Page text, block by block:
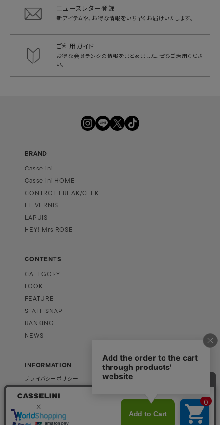
ニュースレター登録
新アイテムや、お得な情報をいち早く お届けいたします。
ご利用ガイド
お得な会員ランクの情報をまとめました。ぜひご活用くださ
い。
BRAND
Casselini
Casselini HOME
CONTROL FREAK/CTFK
LE VERNIS
LAPUIS
HEY! Mrs ROSE
CONTENTS
CATEGORY
LOOK
FEATURE
STAFF SNAP
RANKING
NEWS
INFORMATION
プライバシーポリシー
PAGE TOP